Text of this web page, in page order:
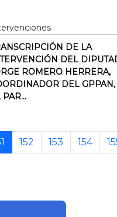
DE LA
DEL
ROMERO HERRERA,
DEL GPPAN,
PAR...
152 153 154